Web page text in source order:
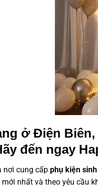
ở Điện
đến ngay
nơi cung cấp phụ kiện
nhất và theo yêu cầu